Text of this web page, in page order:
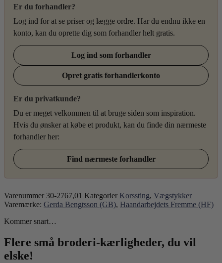
Er du forhandler?
Log ind for at se priser og lægge ordre. Har du endnu ikke en
konto, kan du oprette dig som forhandler helt gratis.
Log ind som forhandler
Opret gratis forhandlerkonto
Er du privatkunde?
Du er meget velkommen til at bruge siden som inspiration.
Hvis du ønsker at købe et produkt, kan du finde din nærmeste
forhandler her:
Find nærmeste forhandler
Varenummer 30-2767,01 Kategorier Korssting, Vægstykker
Varemærke: Gerda Bengtsson (GB), Haandarbejdets Fremme (HF)
Kommer snart…
Flere små broderi-kærligheder, du vil
elske!